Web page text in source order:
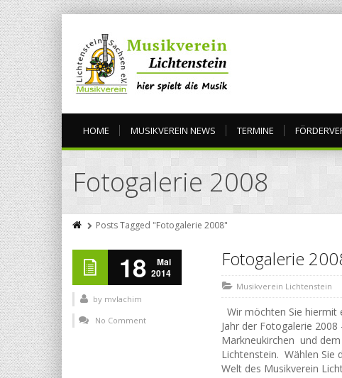
HOME MUSIKVEREIN NEWS TERMINE
Fotogalerie 2008
Posts Tagged "Fotogalerie 2008"
18
Mai
2014
by mvlachim
No Comment
Fotogalerie
Musikverein Lichtenstein
Wir möchten Sie hiermit
Jahr der Fotogalerie
Markneukirchen und
Lichtenstein. Wählen Sie
Welt des Musikverein